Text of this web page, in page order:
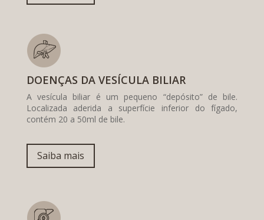
DOENÇAS DA VESÍCULA BILIAR
A vesícula biliar é um pequeno “depósito” de bile.
Localizada aderida a superfície inferior do fígado,
contém 20 a 50ml de bile.
Saiba mais